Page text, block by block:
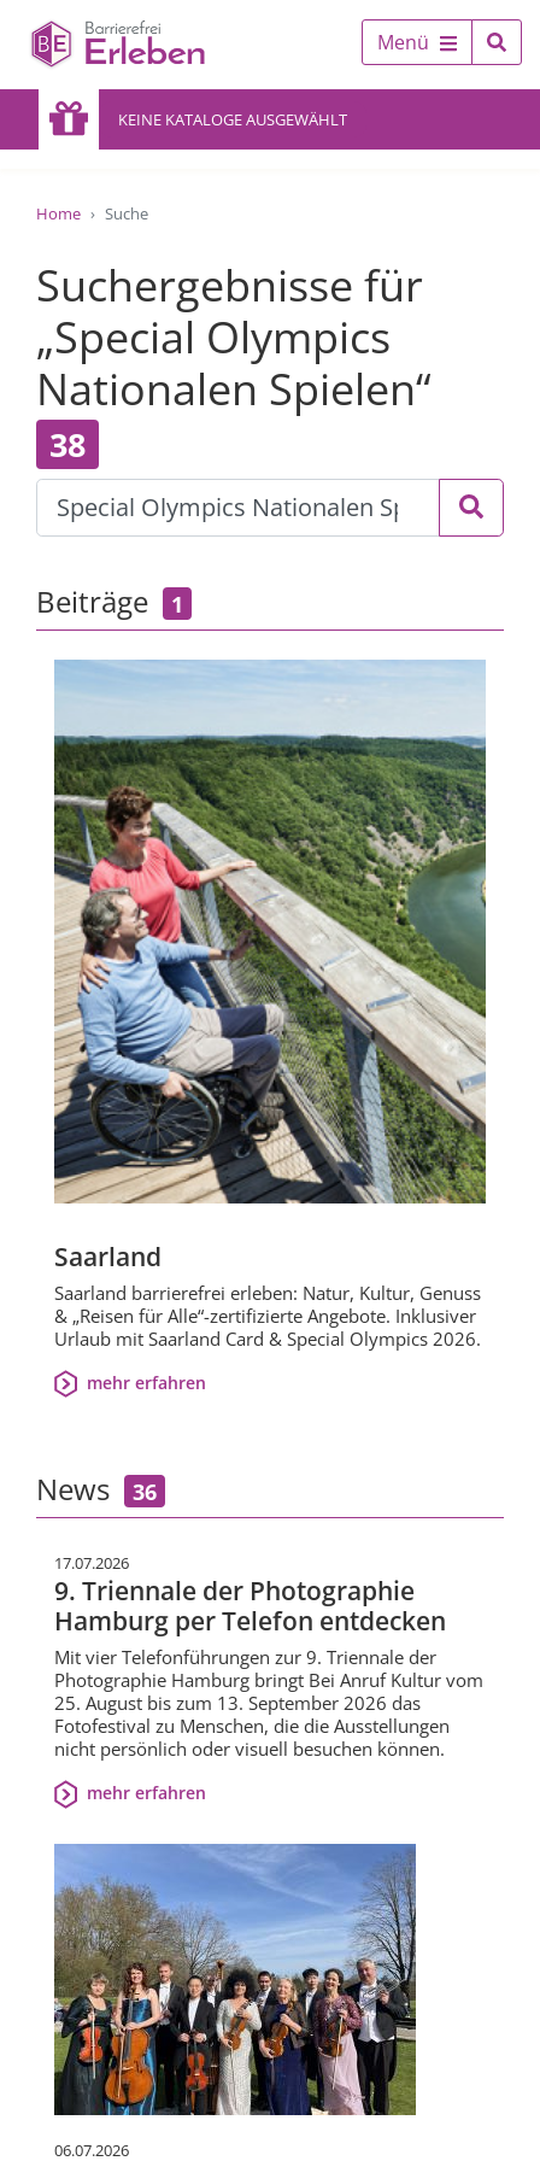
Menü
KEINE KATALOGE AUSGEWÄHLT
Home Suche
Suchergebnisse für
„Special Olympics
Nationalen Spielen“
38
Beiträge 1
Saarland
Saarland barrierefrei erleben: Natur, Kultur, Genuss
& „Reisen für Alle“-zertifizierte Angebote. Inklusiver
Urlaub mit Saarland Card & Special Olympics 2026.
mehr erfahren
News 36
17.07.2026
9. Triennale der Photographie
Hamburg per Telefon entdecken
Mit vier Telefonführungen zur 9. Triennale der
Photographie Hamburg bringt Bei Anruf Kultur vom
25. August bis zum 13. September 2026 das
Fotofestival zu Menschen, die die Ausstellungen
nicht persönlich oder visuell besuchen können.
mehr erfahren
06.07.2026